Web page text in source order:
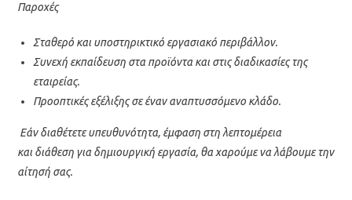
Παροχές
Σταθερό και υποστηρικτικό εργασιακό περιβάλλον.
Συνεχή εκπαίδευση στα προϊόντα και στις διαδικασίες της
εταιρείας.
Προοπτικές εξέλιξης σε έναν αναπτυσσόμενο κλάδο.
Εάν διαθέτετε υπευθυνότητα, έμφαση στη λεπτομέρεια
και διάθεση για δημιουργική εργασία, θα χαρούμε να λάβουμε την
αίτησή σας.